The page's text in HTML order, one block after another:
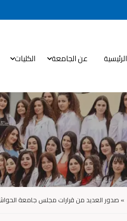
الرئيسية عن الجامعة الكليات
» صدور العديد من قرارات مجلس جامعة